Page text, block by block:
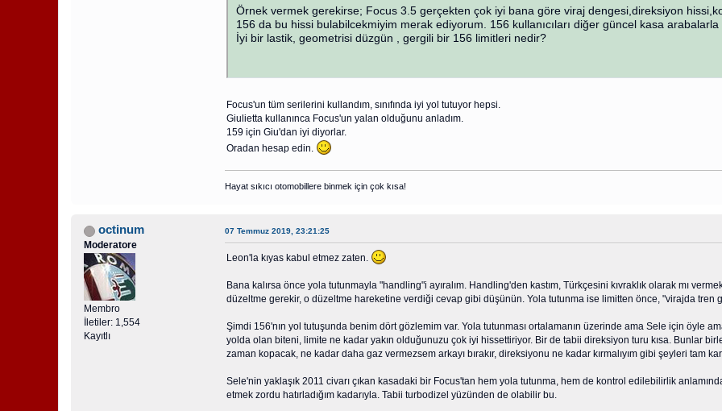
Örnek vermek gerekirse; Focus 3.5 gerçekten çok iyi bana göre viraj dengesi,direksiyon
156 da bu hissi bulabilcekmiyim merak ediyorum. 156 kullanıcıları diğer güncel kasa
İyi bir lastik, geometrisi düzgün , gergili bir 156 limitleri nedir?
Focus'un tüm serilerini kullandım, sınıfında iyi yol tutuyor hepsi.
Giulietta kullanınca Focus'un yalan olduğunu anladım.
159 için Giu'dan iyi diyorlar.
Oradan hesap edin.
Hayat sıkıcı otomobillere binmek için çok kısa!
octinum
Moderatore
Membro
İletiler: 1,554
Kayıtlı
07 Temmuz 2019, 23:21:25
Leon'la kıyas kabul etmez zaten.
Bana kalırsa önce yola tutunmayla "handling"i ayıralım. Handling'den kastım, Türkçesini kıvraklık olarak mı
düzeltme gerekir, o düzeltme hareketine verdiği cevap gibi düşünün. Yola tutunma ise limitten önce, "virajda tren
Şimdi 156'nın yol tutuşunda benim dört gözlemim var. Yola tutunması ortalamanın üzerinde ama Sele için öyle
yolda olan biteni, limite ne kadar yakın olduğunuzu çok iyi hissettiriyor. Bir de tabii direksiyon turu kısa. Bunlar
zaman kopacak, ne kadar daha gaz vermezsem arkayı bırakır, direksiyonu ne kadar kırmalıyım gibi şeyleri tam
Sele'nin yaklaşık 2011 civarı çıkan kasadaki bir Focus'tan hem yola tutunma, hem de kontrol edilebilirlik
etmek zordu hatırladığım kadarıyla. Tabii turbodizel yüzünden de olabilir bu.